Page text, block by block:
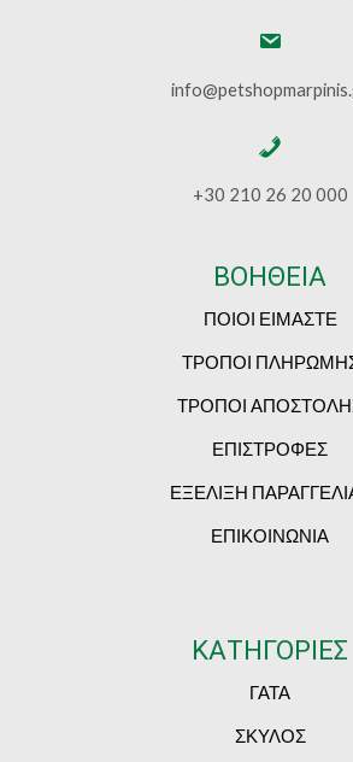
+30 210 26 20 000
ΒΟΗΘΕΙΑ
ΠΟΙΟΙ ΕΙΜΑΣΤΕ
ΤΡΟΠΟΙ
ΤΡΟΠΟΙ
ΕΠΙΣΤΡΟΦΕΣ
ΕΞΕΛΙΞΗ
ΕΠΙΚΟΙΝΩΝΙΑ
ΚΑΤΗΓΟΡΙΕΣ
ΓΑΤΑ
ΣΚΥΛΟΣ